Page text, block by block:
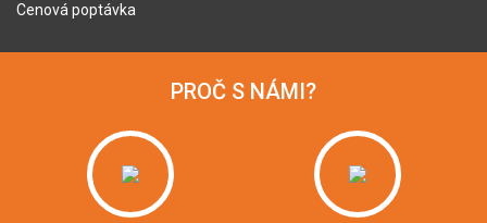
Cenová poptávka
PROČ S NÁMI?